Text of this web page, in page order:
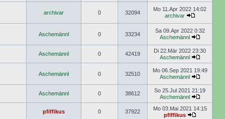
archivar 0 32094
Mo 11.Apr 2022 14:02
archivar
Aschemännl 0 33234
Sa 09.Apr 2022 0:32
Aschemännl
Aschemännl 0 42419
Di 22.Mär 2022 23:30
Aschemännl
Aschemännl 0 32510
Mo 06.Sep 2021 19:49
Aschemännl
Aschemännl 0 38612
So 25.Jul 2021 21:19
Aschemännl
pfiffikus 0 37922
Mo 03.Mai 2021 14:15
pfiffikus